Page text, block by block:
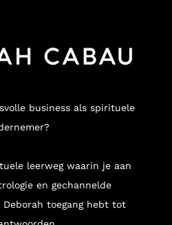
business als spirituele
leerweg waarin je aan
en gechannelde
Deborah toegang hebt tot